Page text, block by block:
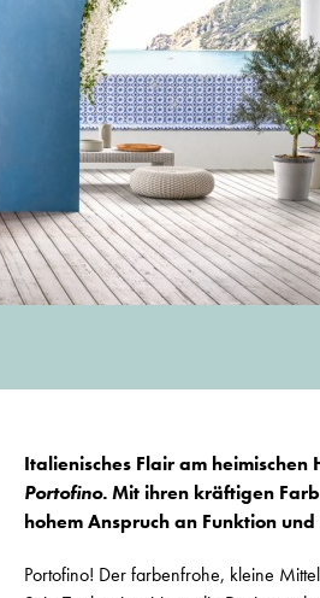
Italienisches Flair am
Portofino.Mit ihren kräftigen
hohem Anspruch an Funktion
Portofino! Der farbenfrohe, kleine